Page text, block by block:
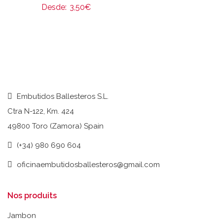
Desde: 3,50€
Embutidos Ballesteros S.L.
Ctra N-122, Km. 424
49800 Toro (Zamora) Spain
(+34) 980 690 604
oficinaembutidosballesteros@gmail.com
Nos produits
Jambon